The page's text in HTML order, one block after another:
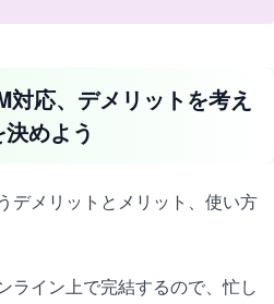
対応、デメリットを考え
めよう
デメリットとメリット、使い方
ライン上で完結するので、忙し